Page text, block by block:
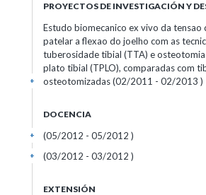
PROYECTOS DE INVESTIGACIÓN Y
Estudo biomecanico ex vivo da tensao
patelar a flexao do joelho com as
tuberosidade tibial (TTA) e
plato tibial (TPLO), comparadas com
osteotomizadas (02/2011 - 02/2013 )
+
DOCENCIA
(05/2012 - 05/2012 )
+
(03/2012 - 03/2012 )
+
EXTENSIÓN